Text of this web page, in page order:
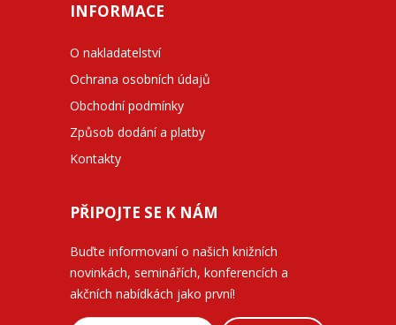
INFORMACE
O nakladatelství
Ochrana osobních údajů
Obchodní podmínky
Způsob dodání a platby
Kontakty
PŘIPOJTE SE K NÁM
Buďte informovaní o našich knižních
novinkách, seminářích, konferencích a
akčních nabídkách jako první!